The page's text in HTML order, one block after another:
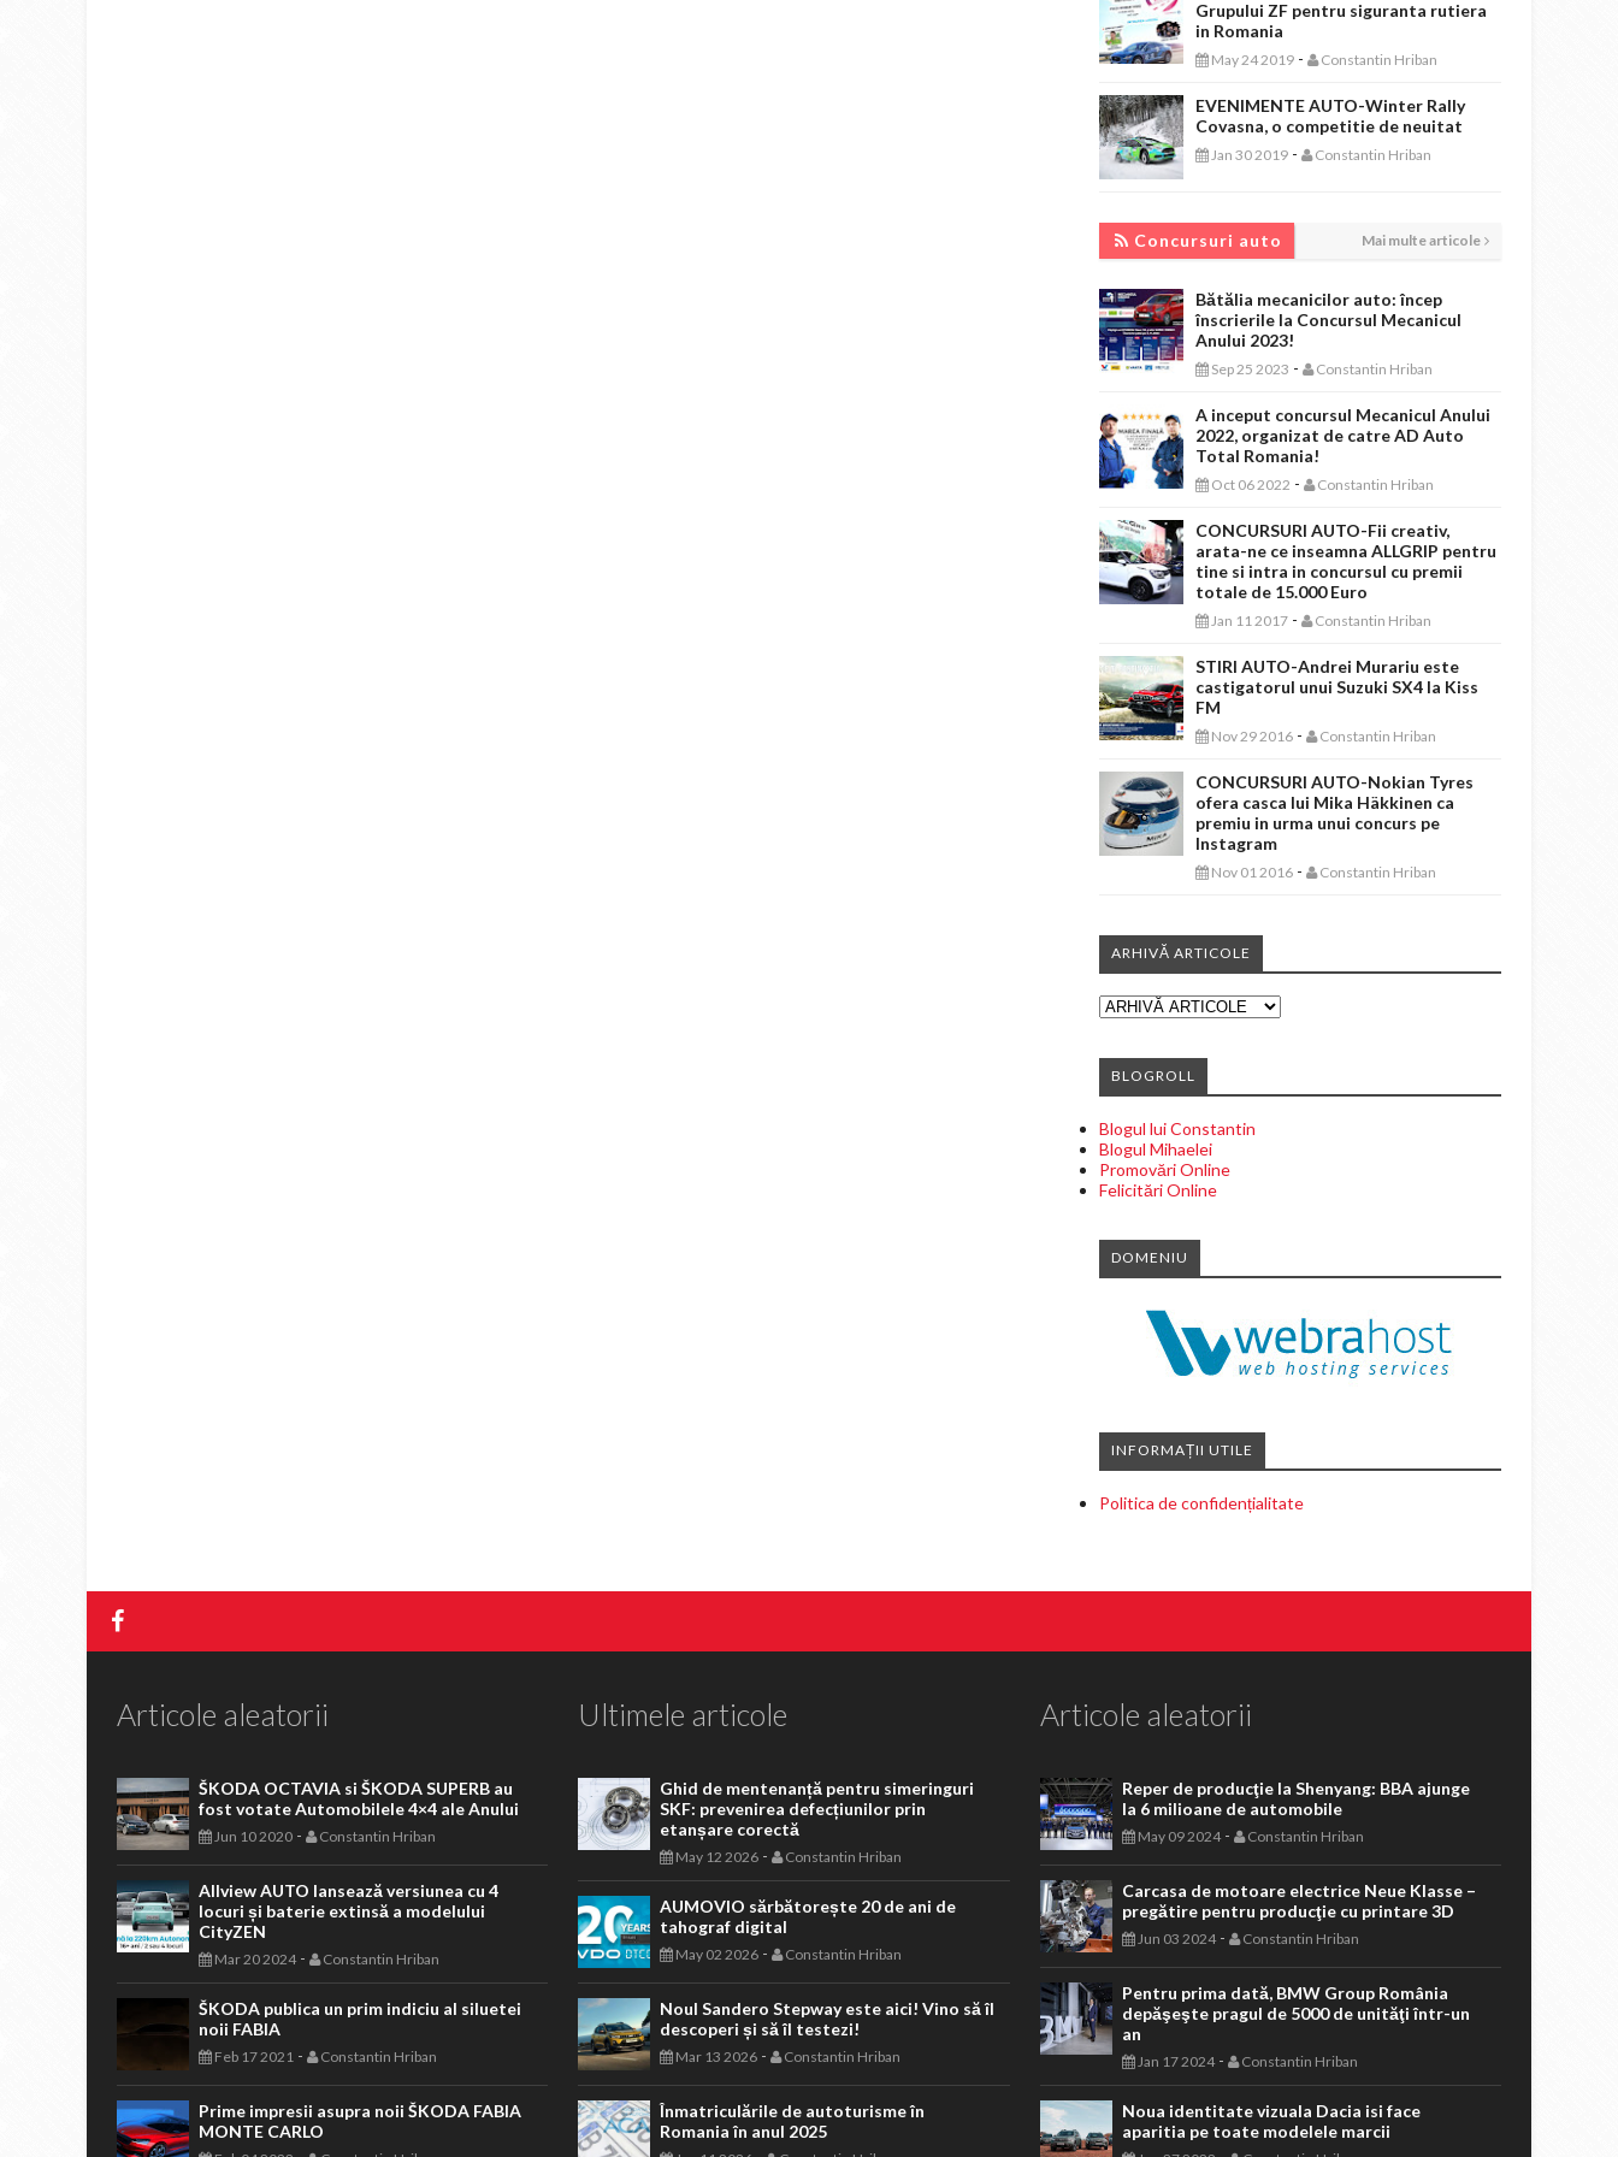
Grupului ZF pentru siguranta rutiera
in Romania
May 24 2019 - Constantin Hriban
EVENIMENTE AUTO-Winter Rally
Covasna, o competitie de neuitat
Jan 30 2019 - Constantin Hriban
Concursuri auto Mai multe articole
Bătălia mecanicilor auto: încep
înscrierile la Concursul Mecanicul
Anului 2023!
Sep 25 2023 - Constantin Hriban
A inceput concursul Mecanicul Anului
2022, organizat de catre AD Auto
Total Romania!
Oct 06 2022 - Constantin Hriban
CONCURSURI AUTO-Fii creativ,
arata-ne ce inseamna ALLGRIP pentru
tine si intra in concursul cu premii
totale de 15.000 Euro
Jan 11 2017 - Constantin Hriban
STIRI AUTO-Andrei Murariu este
castigatorul unui Suzuki SX4 la Kiss
FM
Nov 29 2016 - Constantin Hriban
CONCURSURI AUTO-Nokian Tyres
ofera casca lui Mika Häkkinen ca
premiu in urma unui concurs pe
Instagram
Nov 01 2016 - Constantin Hriban
ARHIVĂ ARTICOLE
BLOGROLL
Blogul lui Constantin
Blogul Mihaelei
Promovări Online
Felicitări Online
DOMENIU
INFORMAȚII UTILE
Politica de confidențialitate
Articole aleatorii
ŠKODA OCTAVIA si ŠKODA SUPERB au
fost votate Automobilele 4×4 ale Anului
Jun 10 2020 - Constantin Hriban
Allview AUTO lansează versiunea cu 4
locuri și baterie extinsă a modelului
CityZEN
Mar 20 2024- Constantin Hriban
ŠKODA publica un prim indiciu al siluetei
noii FABIA
Feb 17 2021 - Constantin Hriban
Prime impresii asupra noii ŠKODA FABIA
MONTE CARLO
Ultimele articole
Ghid de mentenanță pentru simeringuri
SKF: prevenirea defecțiunilor prin
etanșare corectă
May 12 2026 - Constantin Hriban
AUMOVIO sărbătorește 20 de ani de
tahograf digital
May 02 2026 - Constantin Hriban
Noul Sandero Stepway este aici! Vino să îl
descoperi și să îl testezi!
Mar 13 2026 - Constantin Hriban
Înmatriculările de autoturisme în
Romania în anul 2025
Articole aleatorii
Reper de producţie la Shenyang: BBA ajunge
la 6 milioane de automobile
May 09 2024- Constantin Hriban
Carcasa de motoare electrice Neue Klasse –
pregătire pentru producţie cu printare 3D
Jun 03 2024- Constantin Hriban
Pentru prima dată, BMW Group România
depăşeşte pragul de 5000 de unităţi într-un
an
Jan 17 2024- Constantin Hriban
Noua identitate vizuala Dacia isi face
aparitia pe toate modelele marcii